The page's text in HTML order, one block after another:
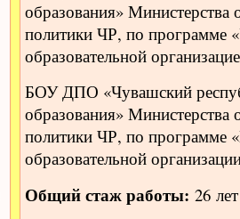
образования»
политики ЧР, по программе
образовательной
БОУ ДПО «Чувашский
образования»
политики ЧР, по программе
образовательной
Общий стаж работы: 26 лет